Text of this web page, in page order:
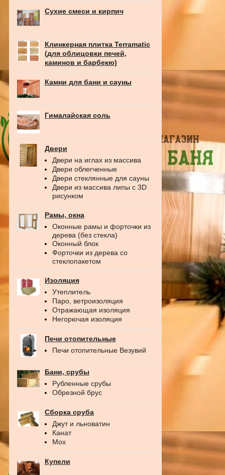
Сухие смеси и кирпич
Клинкерная плитка Terramatic
(для облицовки печей,
каминов и барбекю)
Камни для бани и сауны
Гималайская соль
Двери
Двери на иглах из массива
Двери облегченные
Двери стеклянные для сауны
Двери из массива липы с 3D
рисунком
Рамы, окна
Оконные рамы и форточки из
дерева (без стекла)
Оконный блок
Форточки из дерева со
стеклопакетом
Изоляция
Утеплитель
Паро, ветроизоляция
Отражающая изоляция
Негорючая изоляция
Печи отопительные
Печи отопительные Везувий
Бани, срубы
Рубленные срубы
Обрезной брус
Сборка сруба
Джут и льноватин
Канат
Мох
Купели